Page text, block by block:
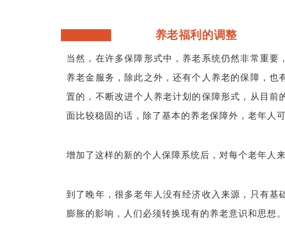
养老福利的调整
当然，在许多保障形式中，养老系统仍然非常重
养老金服务，除此之外，还有个人养老的保障，
置的，不断改进个人养老计划的保障形式，从目
面比较稳固的话，除了基本的养老保障外，老年人
增加了这样的新的个人保障系统后，对每个老年人
到了晚年，很多老年人没有经济收入来源，只有
膨胀的影响，人们必须转换现有的养老意识和思想。